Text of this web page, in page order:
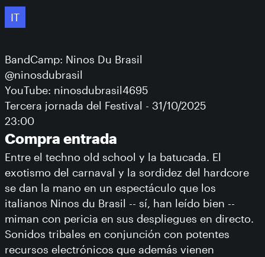
IT
BandCamp: Ninos Du Brasil
@ninosdubrasil
YouTube: ninosdubrasil4695
Tercera jornada del Festival - 31/10/2025
23:00
Compra entrada
Entre el techno old school y la batucada. El
exotismo del carnaval y la sordidez del hardcore
se dan la mano en un espectáculo que los
italianos Ninos du Brasil -- sí, han leído bien --
miman con pericia en sus despliegues en directo.
Sonidos tribales en conjunción con potentes
recursos electrónicos que además vienen